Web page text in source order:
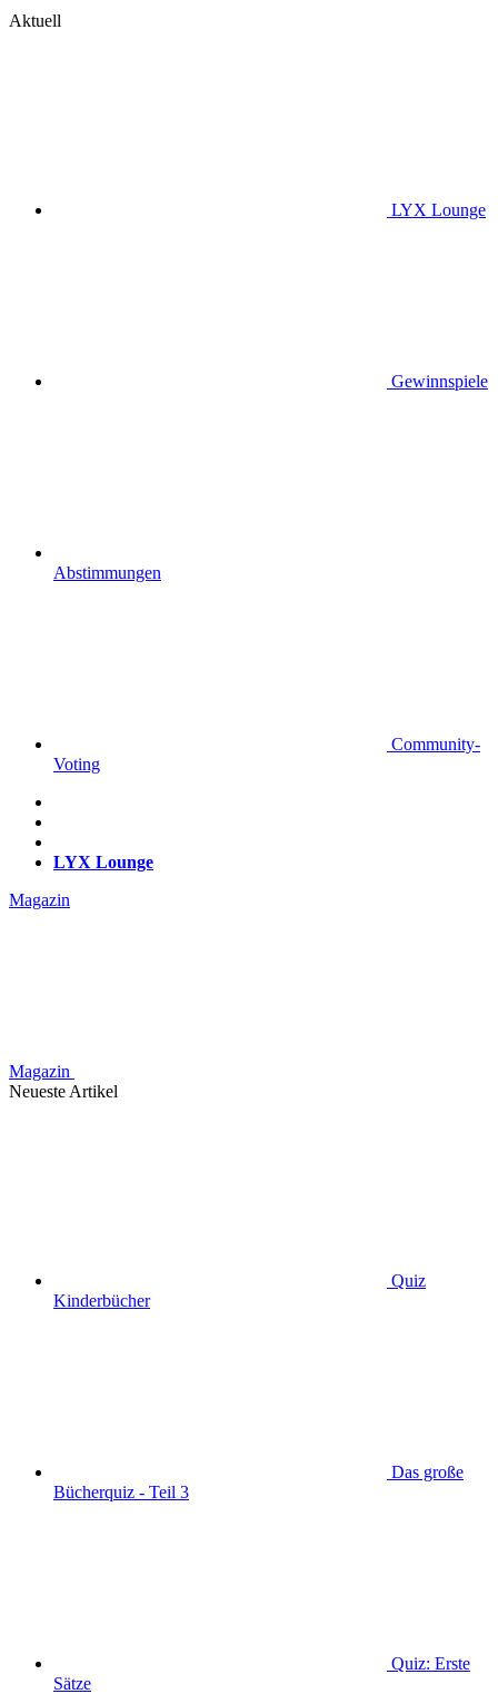
Aktuell
LYX Lounge
Gewinnspiele
Abstimmungen
Community-
Voting
LYX Lounge
Magazin
Magazin
Neueste Artikel
Quiz
Kinderbücher
Das große
Bücherquiz - Teil 3
Quiz: Erste
Sätze